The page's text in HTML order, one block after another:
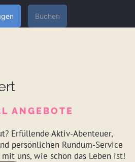
Buchen
ANGEBOTE
Erfüllende Aktiv-Abenteuer,
persönlichen Rundum-Service
uns, wie schön das Leben ist!